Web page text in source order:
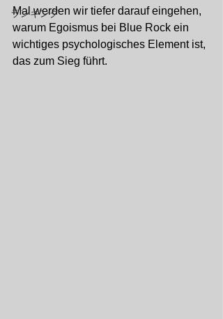
ランキング
Mal werden wir tiefer darauf eingehen,
warum Egoismus bei Blue Rock ein
wichtiges psychologisches Element ist,
das zum Sieg führt.